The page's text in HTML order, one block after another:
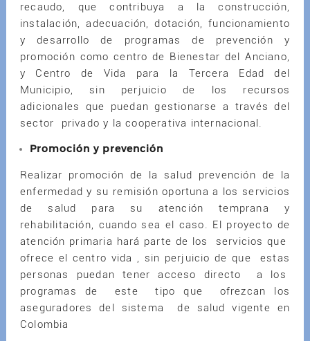
recaudo, que contribuya a la construcción,
instalación, adecuación, dotación, funcionamiento
y desarrollo de programas de prevención y
promoción como centro de Bienestar del Anciano,
y Centro de Vida para la Tercera Edad del
Municipio, sin perjuicio de los recursos
adicionales que puedan gestionarse a través del
sector privado y la cooperativa internacional.
Promoción y prevención
Realizar promoción de la salud prevención de la
enfermedad y su remisión oportuna a los servicios
de salud para su atención temprana y
rehabilitación, cuando sea el caso. El proyecto de
atención primaria hará parte de los servicios que
ofrece el centro vida , sin perjuicio de que estas
personas puedan tener acceso directo a los
programas de este tipo que ofrezcan los
aseguradores del sistema de salud vigente en
Colombia